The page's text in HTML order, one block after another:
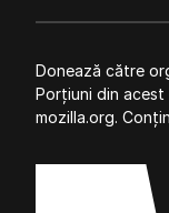
Donează către
Porțiuni din
mozilla.org.